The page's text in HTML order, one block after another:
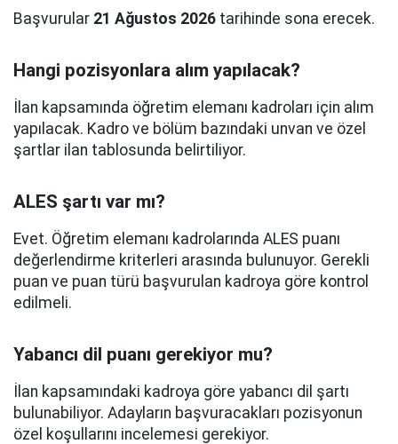
Başvurular 21 Ağustos 2026 tarihinde sona erecek.
Hangi pozisyonlara alım yapılacak?
İlan kapsamında öğretim elemanı kadroları için alım
yapılacak. Kadro ve bölüm bazındaki unvan ve özel
şartlar ilan tablosunda belirtiliyor.
ALES şartı var mı?
Evet. Öğretim elemanı kadrolarında ALES puanı
değerlendirme kriterleri arasında bulunuyor. Gerekli
puan ve puan türü başvurulan kadroya göre kontrol
edilmeli.
Yabancı dil puanı gerekiyor mu?
İlan kapsamındaki kadroya göre yabancı dil şartı
bulunabiliyor. Adayların başvuracakları pozisyonun
özel koşullarını incelemesi gerekiyor.